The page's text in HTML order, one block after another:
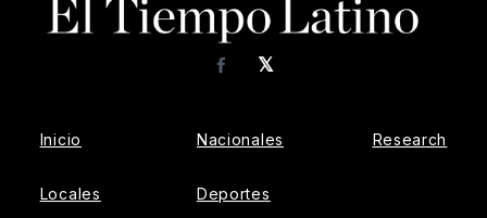
𝕏
Facebook
Inicio
Locales
Nacionales
Deportes
Research